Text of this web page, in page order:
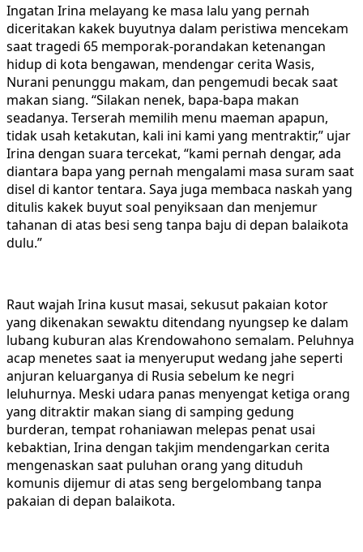
Ingatan Irina melayang ke masa lalu yang pernah
diceritakan kakek buyutnya dalam peristiwa mencekam
saat tragedi 65 memporak-porandakan ketenangan
hidup di kota bengawan, mendengar cerita Wasis,
Nurani penunggu makam, dan pengemudi becak saat
makan siang. “Silakan nenek, bapa-bapa makan
seadanya. Terserah memilih menu maeman apapun,
tidak usah ketakutan, kali ini kami yang mentraktir,” ujar
Irina dengan suara tercekat, “kami pernah dengar, ada
diantara bapa yang pernah mengalami masa suram saat
disel di kantor tentara. Saya juga membaca naskah yang
ditulis kakek buyut soal penyiksaan dan menjemur
tahanan di atas besi seng tanpa baju di depan balaikota
dulu.”
Raut wajah Irina kusut masai, sekusut pakaian kotor
yang dikenakan sewaktu ditendang nyungsep ke dalam
lubang kuburan alas Krendowahono semalam. Peluhnya
acap menetes saat ia menyeruput wedang jahe seperti
anjuran keluarganya di Rusia sebelum ke negri
leluhurnya. Meski udara panas menyengat ketiga orang
yang ditraktir makan siang di samping gedung
burderan, tempat rohaniawan melepas penat usai
kebaktian, Irina dengan takjim mendengarkan cerita
mengenaskan saat puluhan orang yang dituduh
komunis dijemur di atas seng bergelombang tanpa
pakaian di depan balaikota.